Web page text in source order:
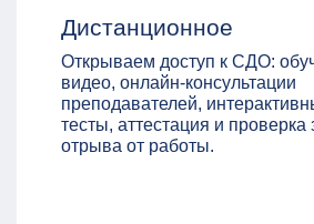
Дистанционное
Открываем доступ к СДО:
видео, онлайн-консультации
преподавателей,
тесты, аттестация и проверка
отрыва от работы.